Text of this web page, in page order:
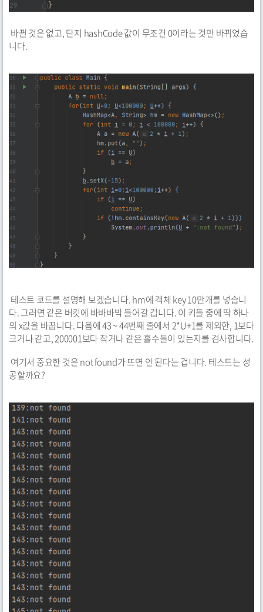
바뀐 것은 없고, 단지 hashCode 값이 무조건 0이라는 것만 바뀌었습
니다.
테스트 코드를 설명해 보겠습니다. hm에 객체 key 10만개를 넣습니
다. 그러면 같은 버킷에 바바바박 들어갈 겁니다. 이 키들 중에 딱 하나
의 x값을 바꿉니다. 다음에 43 ~ 44번째 줄에서 2*U+1를 제외한, 1보다
크거나 같고, 200001보다 작거나 같은 홀수들이 있는지를 검사합니다.
여기서 중요한 것은 not found가 뜨면 안 된다는 겁니다. 테스트는 성
공할까요?